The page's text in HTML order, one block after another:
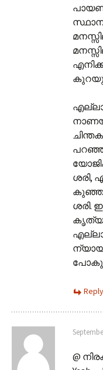
ശരി,
ശരി.
Reply
@